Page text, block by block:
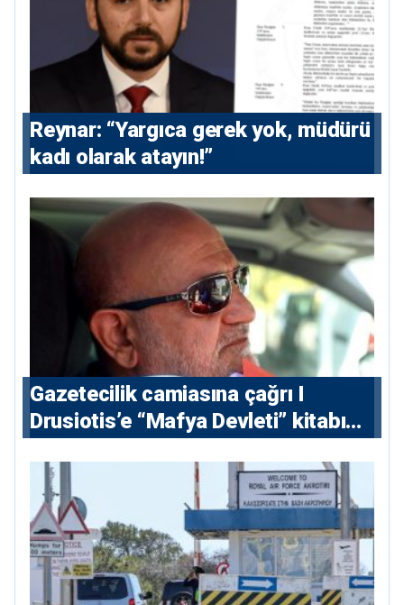
Reynar: “Yargıca gerek yok, müdürü
kadı olarak atayın!”
Gazetecilik camiasına çağrı I
⁠Drusiotis’e “Mafya Devleti” kitabı